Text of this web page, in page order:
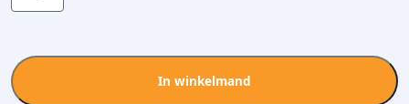
Stylish
wit
aantal
In winkelmand